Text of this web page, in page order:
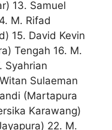
13. Samuel
M. Rifad
15. David Kevin
Tengah 16. M.
Syahrian
Sulaeman
(Martapura
Karawang)
22. M.